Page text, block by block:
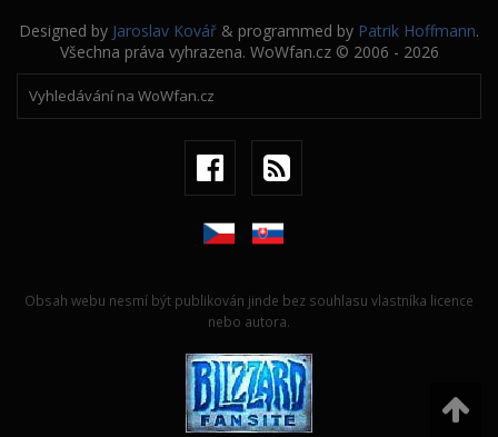
Designed by Jaroslav Kovář & programmed by Patrik Hoffmann.
Všechna práva vyhrazena. WoWfan.cz © 2006 - 2026
Obsah webu nesmí být publikován jinde bez souhlasu vlastníka licence
nebo autora.